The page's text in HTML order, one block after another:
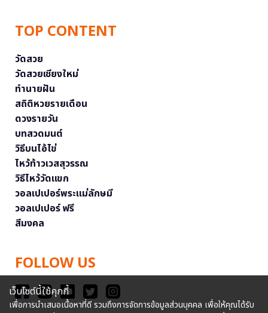
TOP CONTENT
วัดสวย
วัดสวยเชียงใหม่
ทำนายฝัน
สถิติหวยรายเดือน
ดวงรายวัน
บทสวดมนต์
วิธีบนไอ้ไข่
ไหว้ท้าวเวสสุวรรณ
วิธีไหว้วัดแขก
วอลเปเปอร์พระแม่ลักษมี
วอลเปเปอร์ ฟรี
สีมงคล
FOLLOW US
เว็บไซต์นี้ใช้คุกกี้
เพื่อการนำเสนอเนื้อหาที่ดี รวมถึงการจัดการข้อมูลส่วนบุคคล เพื่อให้คุณได้รับ